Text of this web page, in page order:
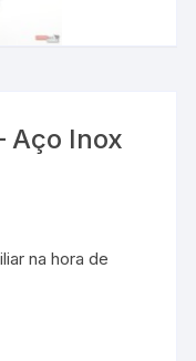
Aço Inox
na hora de